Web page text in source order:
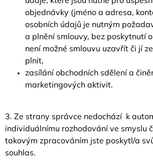
objednávky (jméno a adresa,
osobních údajů je nutným
a plnění smlouvy, bez poskytnutí
není možné smlouvu uzavřít či jí
plnit,
zasílání obchodních sdělení a
marketingových aktivit.
3. Ze strany správce nedochází k
individuálnímu rozhodování ve smyslu
takovým zpracováním jste poskytl/a
souhlas.